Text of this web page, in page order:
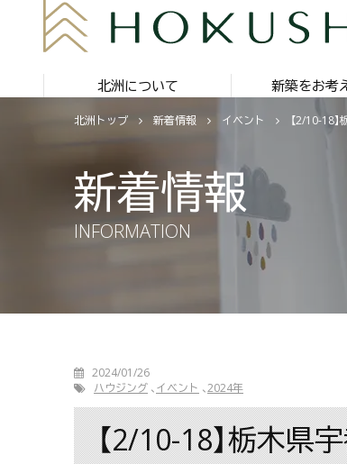
北洲について 新築をお考
北洲トップ 新着情報 イベント 【2/10-18
新着情報
INFORMATION
2024/01/26
ハウジング イベント 2024年
【2/10-18】栃木県